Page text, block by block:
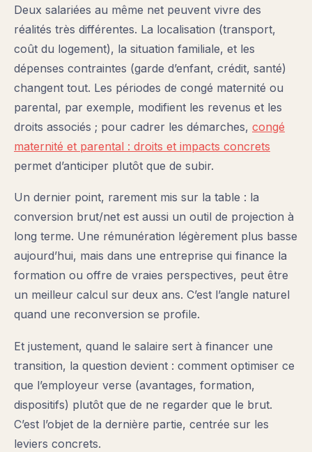
Deux salariées au même net peuvent vivre des
réalités très différentes. La localisation (transport,
coût du logement), la situation familiale, et les
dépenses contraintes (garde d’enfant, crédit, santé)
changent tout. Les périodes de congé maternité ou
parental, par exemple, modifient les revenus et les
droits associés ; pour cadrer les démarches, congé
maternité et parental : droits et impacts concrets
permet d’anticiper plutôt que de subir.
Un dernier point, rarement mis sur la table : la
conversion brut/net est aussi un outil de projection à
long terme. Une rémunération légèrement plus basse
aujourd’hui, mais dans une entreprise qui finance la
formation ou offre de vraies perspectives, peut être
un meilleur calcul sur deux ans. C’est l’angle naturel
quand une reconversion se profile.
Et justement, quand le salaire sert à financer une
transition, la question devient : comment optimiser ce
que l’employeur verse (avantages, formation,
dispositifs) plutôt que de ne regarder que le brut.
C’est l’objet de la dernière partie, centrée sur les
leviers concrets.